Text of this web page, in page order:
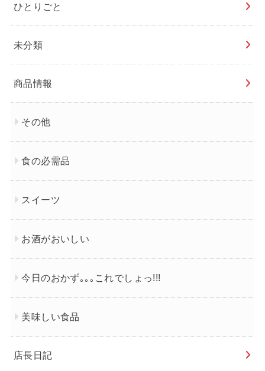
ひとりごと
未分類
商品情報
その他
食の必需品
スイーツ
お酒がおいしい
今日のおかず｡｡｡これでしょっ!!!
美味しい食品
店長日記